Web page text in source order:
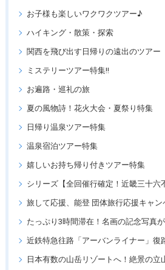
お子様も楽しいワクワクツアー♪
ハイキング・散策・探索
関西を飛び出す日帰りの遠出のツアー
ミステリーツアー特集!!
お遍路・巡礼の旅
夏の風物詩！花火大会・夏祭り特集
日帰り温泉ツアー特集
温泉宿泊ツアー特集
嬉しいお持ち帰り付きツアー特集
シリーズ【全回催行確定！近畿三十六
旅して応援、能登 団体旅行応援キャン
たっぷり3時間滞在！名画の記念写真が撮れる美
近鉄特急往路「アーバンライナー」復路「
日本有数の山岳リゾートへ！絶景の立山黒